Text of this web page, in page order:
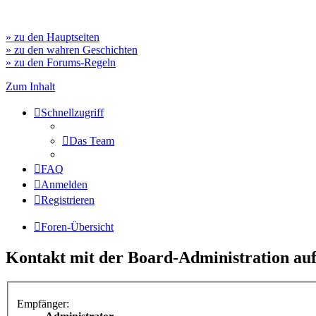
» zu den Hauptseiten
» zu den wahren Geschichten
» zu den Forums-Regeln
Zum Inhalt
Schnellzugriff
Das Team
FAQ
Anmelden
Registrieren
Foren-Übersicht
Kontakt mit der Board-Administration
Empfänger: